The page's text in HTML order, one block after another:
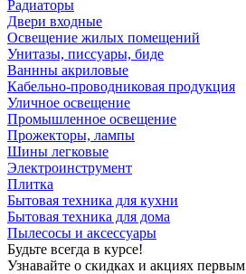
Радиаторы
Двери входные
Освещение жилых помещений
Унитазы, писсуары, биде
Ваннны акриловые
Кабельно-проводниковая продукция
Уличное освещение
Промышленное освещение
Прожекторы, лампы
Шины легковые
Электроинструмент
Плитка
Бытовая техника для кухни
Бытовая техника для дома
Пылесосы и аксессуары
Будьте всегда в курсе!
Узнавайте о скидках и акциях первым